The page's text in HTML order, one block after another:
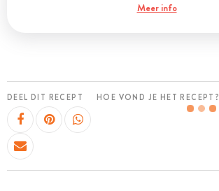
Meer info
DEEL DIT RECEPT HOE VOND JE HET RECEPT?